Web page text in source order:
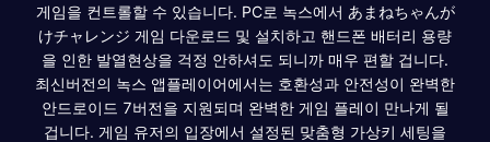
게임을 컨트롤할 수 있습니다. PC로 녹스에서 あまねちゃんが
けチャレンジ 게임 다운로드 및 설치하고 핸드폰 배터리 용량
을 인한 발열현상을 걱정 안하셔도 되니까 매우 편할 겁니다.
최신버전의 녹스 앱플레이어에서는 호환성과 안전성이 완벽한
안드로이드 7버전을 지원되며 완벽한 게임 플레이 만나게 될
겁니다. 게임 유저의 입장에서 설정된 맞춤형 가상키 세팅을